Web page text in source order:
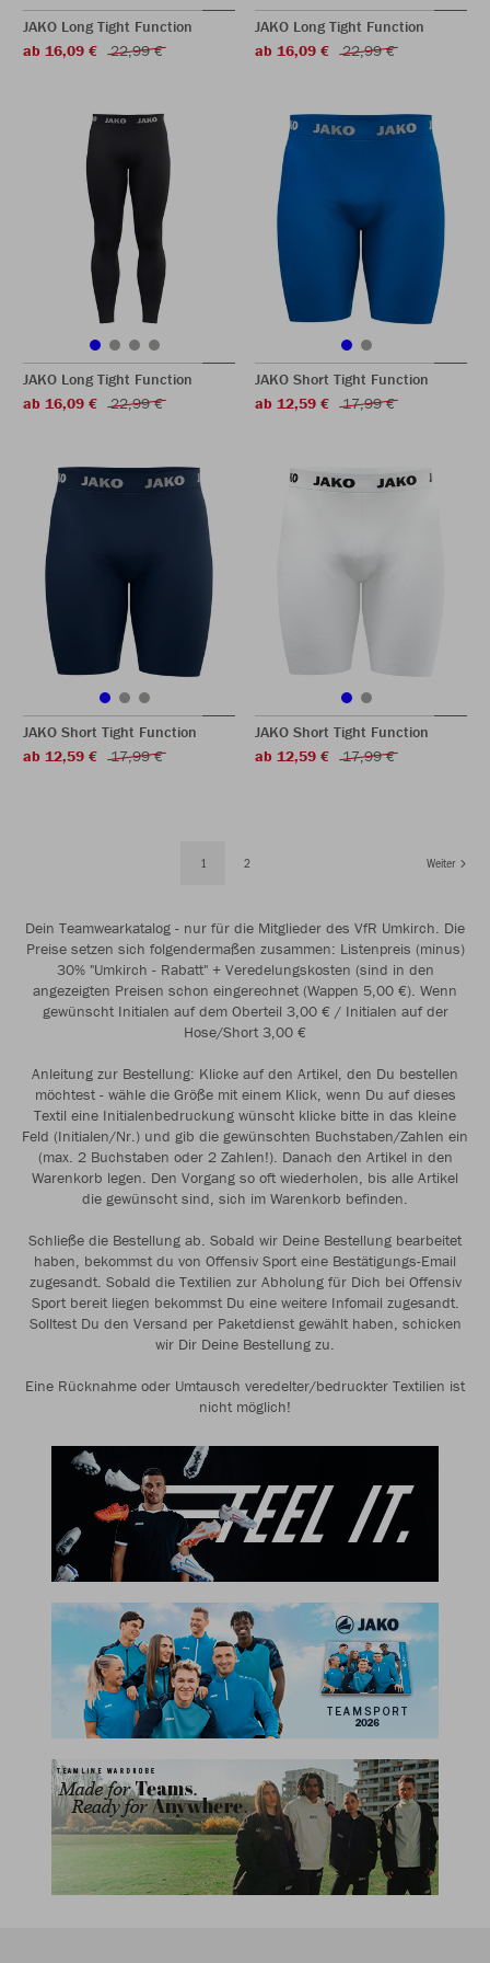
JAKO Long Tight Function
ab 16,09 €
22,99 €
JAKO Long Tight Function
ab 16,09 €
22,99 €
JAKO Long Tight Function
ab 16,09 €
22,99 €
JAKO Short Tight Function
ab 12,59 €
17,99 €
JAKO Short Tight Function
ab 12,59 €
17,99 €
JAKO Short Tight Function
ab 12,59 €
17,99 €
1 2 Weiter
Dein Teamwearkatalog - nur für die Mitglieder des VfR Umkirch. Die
Preise setzen sich folgendermaßen zusammen: Listenpreis (minus)
30% "Umkirch - Rabatt" + Veredelungskosten (sind in den
angezeigten Preisen schon eingerechnet (Wappen 5,00 €). Wenn
gewünscht Initialen auf dem Oberteil 3,00 € / Initialen auf der
Hose/Short 3,00 €
Anleitung zur Bestellung: Klicke auf den Artikel, den Du bestellen
möchtest - wähle die Größe mit einem Klick, wenn Du auf dieses
Textil eine Initialenbedruckung wünscht klicke bitte in das kleine
Feld (Initialen/Nr.) und gib die gewünschten Buchstaben/Zahlen ein
(max. 2 Buchstaben oder 2 Zahlen!). Danach den Artikel in den
Warenkorb legen. Den Vorgang so oft wiederholen, bis alle Artikel
die gewünscht sind, sich im Warenkorb befinden.
Schließe die Bestellung ab. Sobald wir Deine Bestellung bearbeitet
haben, bekommst du von Offensiv Sport eine Bestätigungs-Email
zugesandt. Sobald die Textilien zur Abholung für Dich bei Offensiv
Sport bereit liegen bekommst Du eine weitere Infomail zugesandt.
Solltest Du den Versand per Paketdienst gewählt haben, schicken
wir Dir Deine Bestellung zu.
Eine Rücknahme oder Umtausch veredelter/bedruckter Textilien ist
nicht möglich!